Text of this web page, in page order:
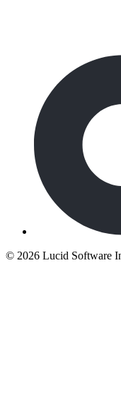
© 2026 Lucid Software